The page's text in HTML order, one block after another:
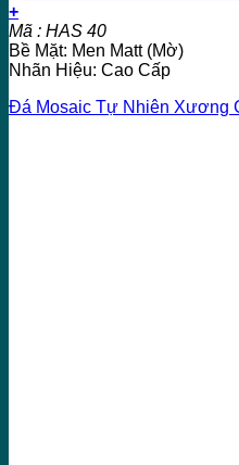
+
Mã : HAS 40
Bề Mặt: Men Matt (Mờ)
Nhãn Hiệu: Cao Cấp
Đá Mosaic Tự Nhiên Xương